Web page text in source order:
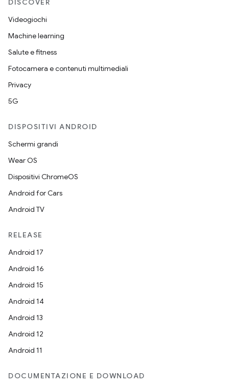
DISCOVER
Videogiochi
Machine learning
Salute e fitness
Fotocamera e contenuti multimediali
Privacy
5G
DISPOSITIVI ANDROID
Schermi grandi
Wear OS
Dispositivi ChromeOS
Android for Cars
Android TV
RELEASE
Android 17
Android 16
Android 15
Android 14
Android 13
Android 12
Android 11
DOCUMENTAZIONE E DOWNLOAD